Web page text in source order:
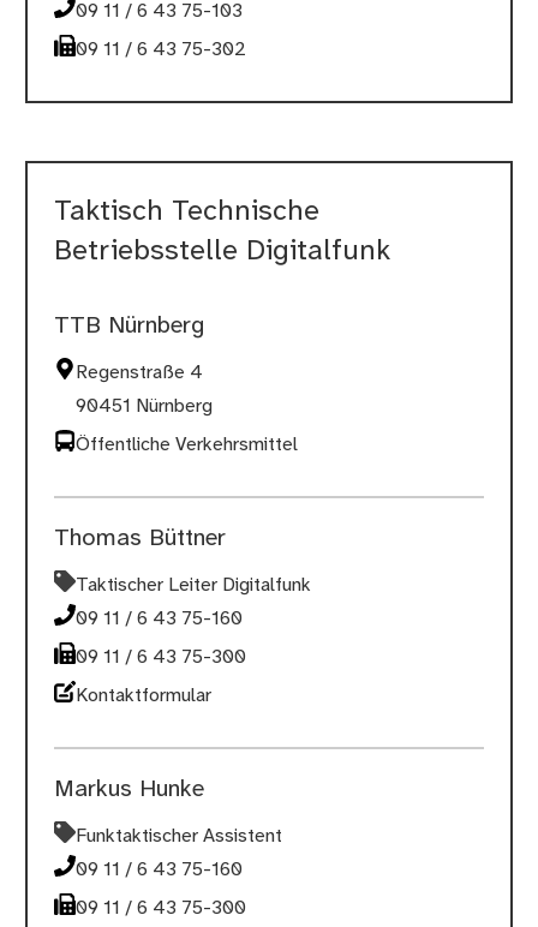
09 11 / 6 43 75-103
09 11 / 6 43 75-302
Taktisch Technische
Betriebsstelle Digitalfunk
TTB Nürnberg
Regenstraße 4
90451 Nürnberg
Öffentliche Verkehrsmittel
Thomas Büttner
Taktischer Leiter Digitalfunk
09 11 / 6 43 75-160
09 11 / 6 43 75-300
Kontaktformular
Markus Hunke
Funktaktischer Assistent
09 11 / 6 43 75-160
09 11 / 6 43 75-300